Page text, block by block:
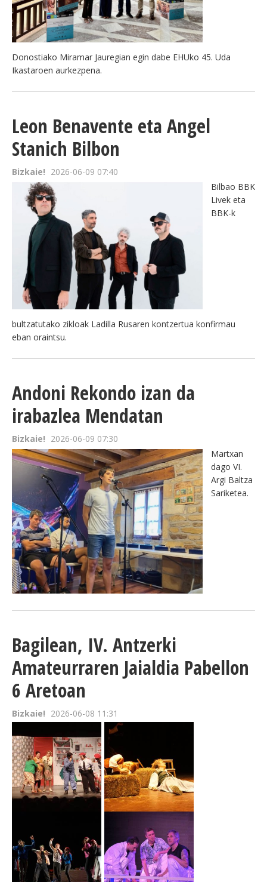
Donostiako Miramar Jauregian egin dabe EHUko 45. Uda
Ikastaroen aurkezpena.
Leon Benavente eta Angel
Stanich Bilbon
Bizkaie! 2026-06-09 07:40
Bilbao BBK
Livek eta
BBK-k
bultzatutako zikloak Ladilla Rusaren kontzertua konfirmau
eban oraintsu.
Andoni Rekondo izan da
irabazlea Mendatan
Bizkaie! 2026-06-09 07:30
Martxan
dago VI.
Argi Baltza
Sariketea.
Bagilean, IV. Antzerki
Amateurraren Jaialdia Pabellon
6 Aretoan
Bizkaie! 2026-06-08 11:31